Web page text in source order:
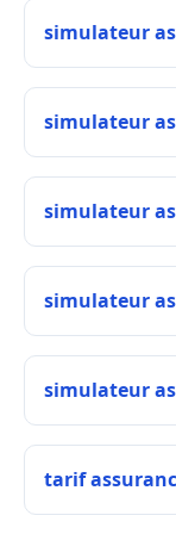
simulateur
simulateur
simulateur
simulateur
simulateur
tarif